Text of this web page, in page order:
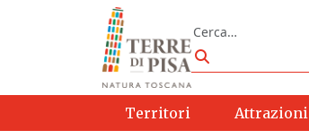
Vai al contenuto
Cerca
Cerca
Territori Attrazioni